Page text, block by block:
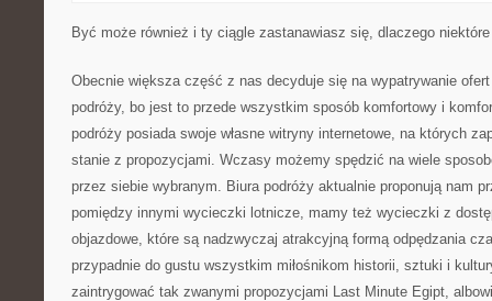
Być może również i ty ciągle zastanawiasz się, dlaczego niektóre
Obecnie większa część z nas decyduje się na wypatrywanie
podróży, bo jest to przede wszystkim sposób komfortowy i
podróży posiada swoje własne witryny internetowe, na których
stanie z propozycjami. Wczasy możemy spędzić na wiele
przez siebie wybranym. Biura podróży aktualnie proponują nam
pomiędzy innymi wycieczki lotnicze, mamy też wycieczki z
objazdowe, które są nadzwyczaj atrakcyjną formą odpędzania
przypadnie do gustu wszystkim miłośnikom historii, sztuki i
zaintrygować tak zwanymi propozycjami Last Minute Egipt,